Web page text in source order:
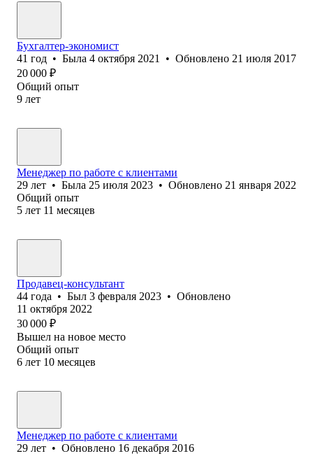
Бухгалтер-экономист
41 год • Была 4 октября 2021 • Обновлено 21 июля 2017
20 000 ₽
Общий опыт
9 лет
Менеджер по работе с клиентами
29 лет • Была 25 июля 2023 • Обновлено 21 января 2022
Общий опыт
5 лет 11 месяцев
Продавец-консультант
44 года • Был 3 февраля 2023 • Обновлено
11 октября 2022
30 000 ₽
Вышел на новое место
Общий опыт
6 лет 10 месяцев
Менеджер по работе с клиентами
29 лет • Обновлено 16 декабря 2016